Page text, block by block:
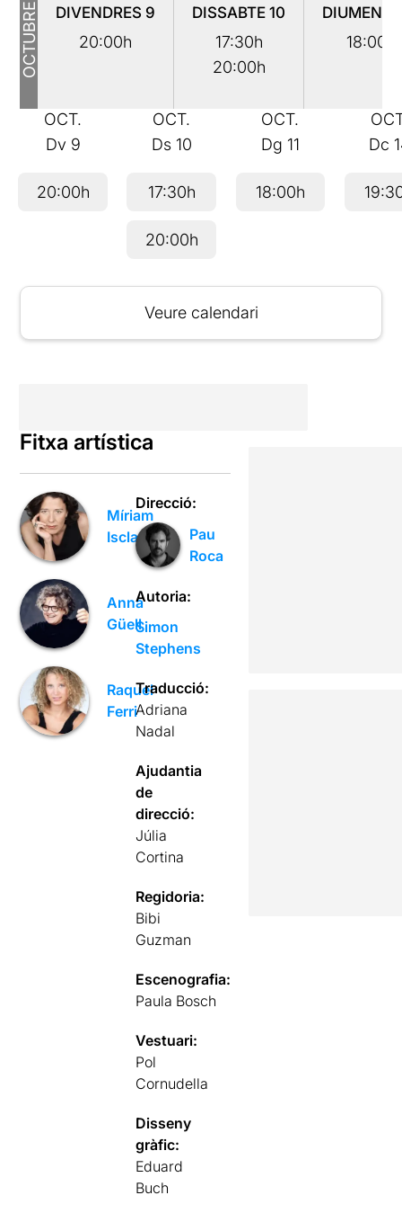
OCTUBRE DIVENDRES 9
20:00h
DISSABTE10
17:30h
20:00h
18:00h
OCT.
Dv 9
20:00h
OCT.
Ds 10
17:30h
20:00h
OCT.
Dg 11
18:00h
Dc
Veure calendari
Fitxa artística
Míriam
Iscla
Anna
Güell
Raquel
Ferri
Direcció:
Pau
Roca
Autoria:
Simon
Stephens
Traducció:
Adriana
Nadal
Ajudantia
de
direcció:
Júlia
Cortina
Regidoria:
Bibi
Guzman
Escenografia:
Paula Bosch
Vestuari:
Pol
Cornudella
Disseny
gràfic:
Eduard
Buch